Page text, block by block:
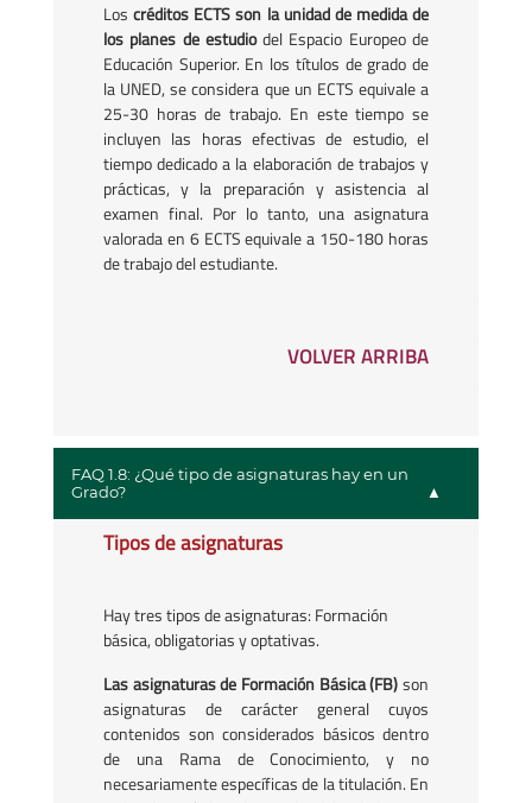
Loscréditos ECTS son la unidad de medida de
los planes de estudiodel Espacio Europeo de
Educación Superior. En los títulos de grado de
la UNED, se considera que un ECTS equivale a
25-30 horas de trabajo. En este tiempo se
incluyen las horas efectivas de estudio, el
tiempo dedicado a la elaboración de trabajos y
prácticas, y la preparación y asistencia al
examen final. Por lo tanto, una asignatura
valorada en 6 ECTS equivale a 150-180 horas
de trabajo del estudiante.
VOLVER ARRIBA
FAQ 1.8: ¿Qué tipo de asignaturas hay en un
Grado?
Tipos de asignaturas
Hay tres tipos de asignaturas: Formación
básica, obligatorias y optativas.
Las asignaturas de Formación Básica (FB)son
asignaturas de carácter general cuyos
contenidos son considerados básicos dentro
de una Rama de Conocimiento, y no
necesariamente específicas de la titulación. En